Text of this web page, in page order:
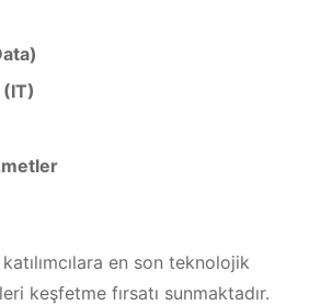
en son teknolojik
keşfetme fırsatı sunmaktadır.